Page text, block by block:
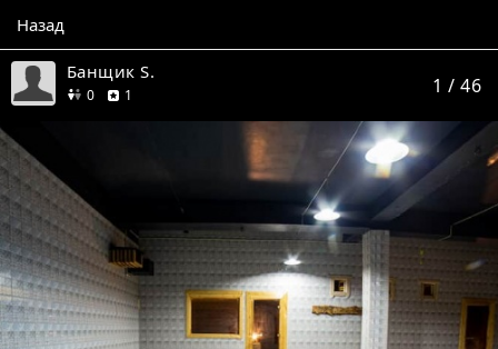
Назад
Банщик S.
0друзей
1 1 / 46